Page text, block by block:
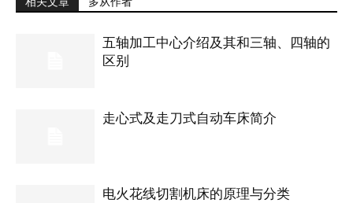
五轴加工中心介绍及其和三轴、四轴的
区别
走心式及走刀式自动车床简介
电火花线切割机床的原理与分类